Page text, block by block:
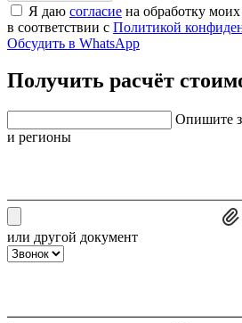
Я даю согласие на обработку
в соответствии с Политикой
Обсудить в WhatsApp
Получить расчёт
Опишите
и регионы
или другой документ